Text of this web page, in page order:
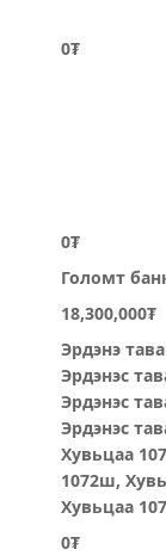
0₮
0₮
Голомт
18,300,000₮
Эрдэнэ
Эрдэнэс
Эрдэнэс
Эрдэнэс
Хувьцаа
1072ш,
Хувьцаа
0₮